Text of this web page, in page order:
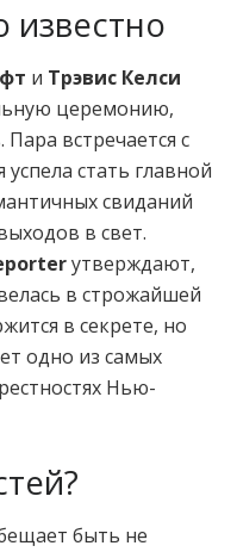
известно
и Трэвис Келси
церемонию,
встречается с
стать главной
свиданий
в свет.
утверждают,
в строжайшей
в секрете, но
одно из самых
Нью-
быть не